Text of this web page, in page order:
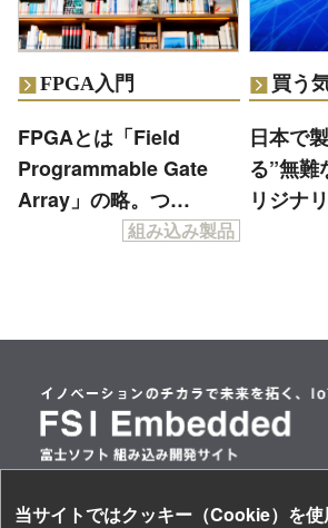
FPGA入門
FPGAとは「Field
Programmable Gate
Array」の略。つ…
組み込み製品
買う
日本で
る”無難
リジナ
情報セキュリティ基本方針
当サイトではクッキー（Cookie）を